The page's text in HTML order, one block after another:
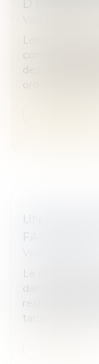
Lorsque des
communes
des
ordonnée par la
UN RETARD
FAUTIF -
Le médecin
dans le
recherchée
tardivement. On